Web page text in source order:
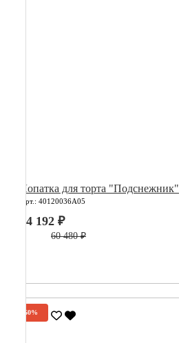
Лопатка для торта "Подснежник"
Арт.: 40120036А05
24 192 ₽
60 480 ₽
-60%